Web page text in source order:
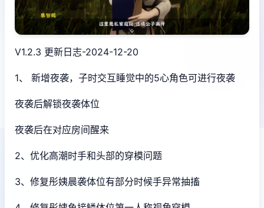
V1.2.3 更新日志-2024-12-20
1、 新增夜袭，子时交互睡觉中的5心角色可进行夜袭
夜袭后解锁夜袭体位
夜袭后在对应房间醒来
2、优化高潮时手和头部的穿模问题
3、修复彤姨晨袭体位有部分时候手异常抽搐